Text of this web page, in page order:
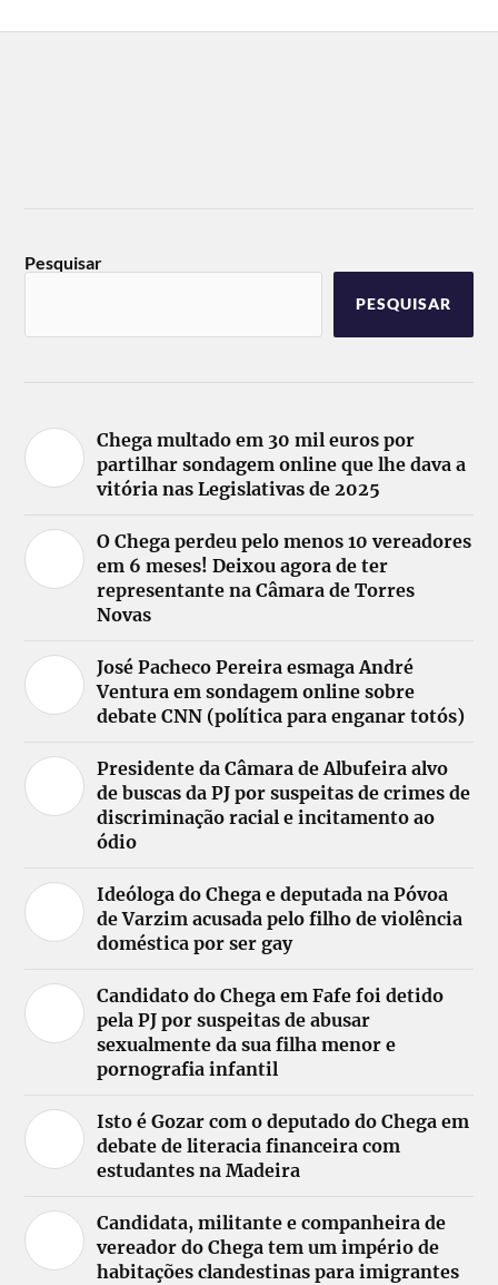
Pesquisar
PESQUISAR
Chega multado em 30 mil euros por
partilhar sondagem online que lhe dava a
vitória nas Legislativas de 2025
O Chega perdeu pelo menos 10 vereadores
em 6 meses! Deixou agora de ter
representante na Câmara de Torres
Novas
José Pacheco Pereira esmaga André
Ventura em sondagem online sobre
debate CNN (política para enganar totós)
Presidente da Câmara de Albufeira alvo
de buscas da PJ por suspeitas de crimes de
discriminação racial e incitamento ao
ódio
Ideóloga do Chega e deputada na Póvoa
de Varzim acusada pelo filho de violência
doméstica por ser gay
Candidato do Chega em Fafe foi detido
pela PJ por suspeitas de abusar
sexualmente da sua filha menor e
pornografia infantil
Isto é Gozar com o deputado do Chega em
debate de literacia financeira com
estudantes na Madeira
Candidata, militante e companheira de
vereador do Chega tem um império de
habitações clandestinas para imigrantes